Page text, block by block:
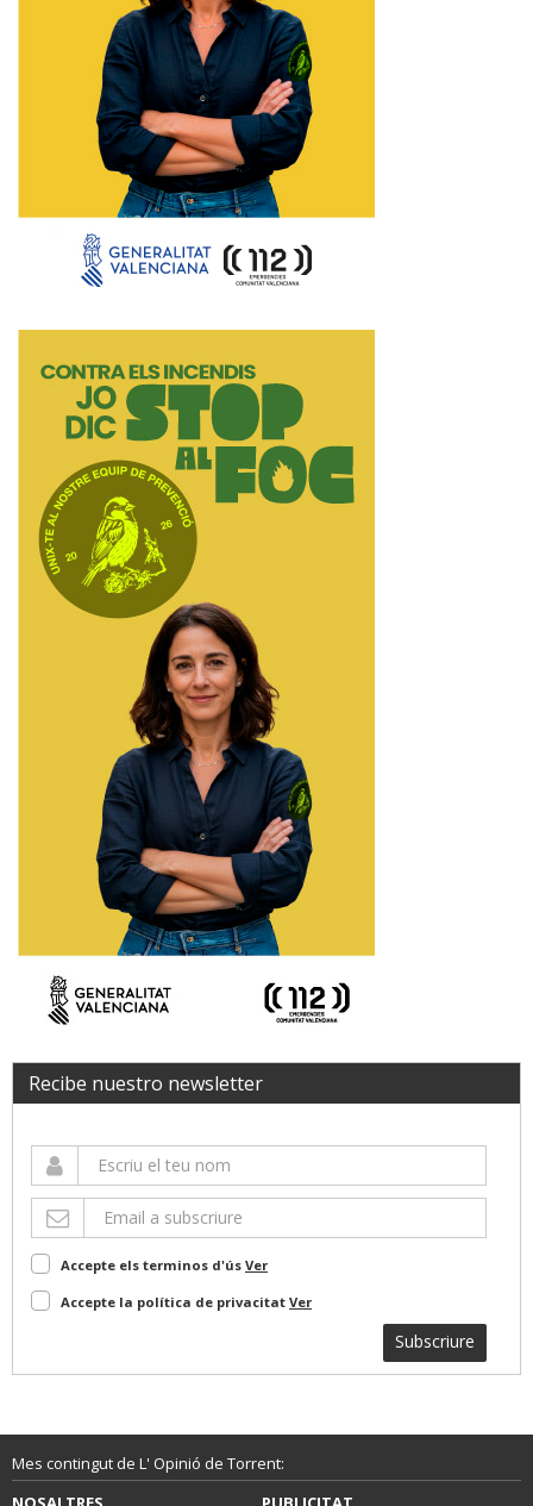
Recibe nuestro newsletter
Accepte els terminos d'ús Ver
Accepte la política de privacitat Ver
Subscriure
Mes contingut de L' Opinió de Torrent: